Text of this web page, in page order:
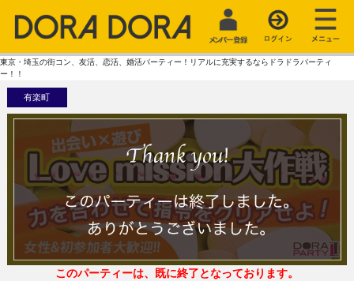
東京・埼玉の街コン、友活、恋活、婚活パーティー！リアルに充実するならドラドラパーティ
ー！！
有楽町
このパーティーは、既に終了となっております。